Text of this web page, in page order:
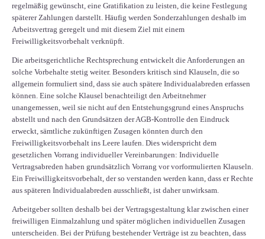
regelmäßig gewünscht, eine Gratifikation zu leisten, die keine Festlegung
späterer Zahlungen darstellt. Häufig werden Sonderzahlungen deshalb im
Arbeitsvertrag geregelt und mit diesem Ziel mit einem
Freiwilligkeitsvorbehalt verknüpft.
Die arbeitsgerichtliche Rechtsprechung entwickelt die Anforderungen an
solche Vorbehalte stetig weiter. Besonders kritisch sind Klauseln, die so
allgemein formuliert sind, dass sie auch spätere Individualabreden erfassen
können. Eine solche Klausel benachteiligt den Arbeitnehmer
unangemessen, weil sie nicht auf den Entstehungsgrund eines Anspruchs
abstellt und nach den Grundsätzen der AGB-Kontrolle den Eindruck
erweckt, sämtliche zukünftigen Zusagen könnten durch den
Freiwilligkeitsvorbehalt ins Leere laufen. Dies widerspricht dem
gesetzlichen Vorrang individueller Vereinbarungen: Individuelle
Vertragsabreden haben grundsätzlich Vorrang vor vorformulierten Klauseln.
Ein Freiwilligkeitsvorbehalt, der so verstanden werden kann, dass er Rechte
aus späteren Individualabreden ausschließt, ist daher unwirksam.
Arbeitgeber sollten deshalb bei der Vertragsgestaltung klar zwischen einer
freiwilligen Einmalzahlung und später möglichen individuellen Zusagen
unterscheiden. Bei der Prüfung bestehender Verträge ist zu beachten, dass